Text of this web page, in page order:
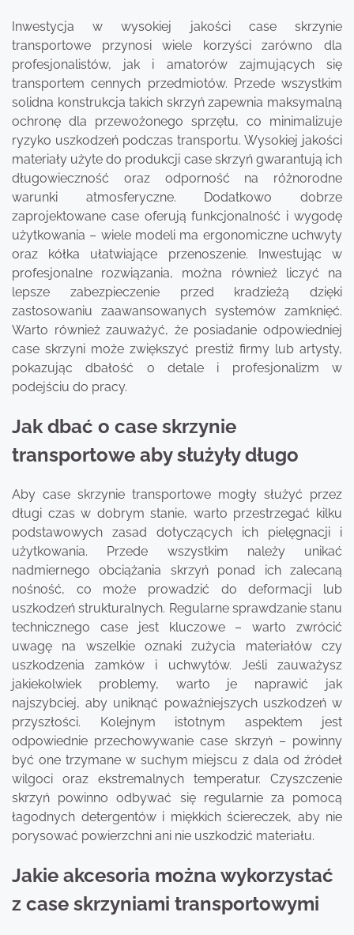
Inwestycja w wysokiej jakości case skrzynie
transportowe przynosi wiele korzyści zarówno dla
profesjonalistów, jak i amatorów zajmujących się
transportem cennych przedmiotów. Przede wszystkim
solidna konstrukcja takich skrzyń zapewnia maksymalną
ochronę dla przewożonego sprzętu, co minimalizuje
ryzyko uszkodzeń podczas transportu. Wysokiej jakości
materiały użyte do produkcji case skrzyń gwarantują ich
długowieczność oraz odporność na różnorodne
warunki atmosferyczne. Dodatkowo dobrze
zaprojektowane case oferują funkcjonalność i wygodę
użytkowania – wiele modeli ma ergonomiczne uchwyty
oraz kółka ułatwiające przenoszenie. Inwestując w
profesjonalne rozwiązania, można również liczyć na
lepsze zabezpieczenie przed kradzieżą dzięki
zastosowaniu zaawansowanych systemów zamknięć.
Warto również zauważyć, że posiadanie odpowiedniej
case skrzyni może zwiększyć prestiż firmy lub artysty,
pokazując dbałość o detale i profesjonalizm w
podejściu do pracy.
Jak dbać o case skrzynie
transportowe aby służyły długo
Aby case skrzynie transportowe mogły służyć przez
długi czas w dobrym stanie, warto przestrzegać kilku
podstawowych zasad dotyczących ich pielęgnacji i
użytkowania. Przede wszystkim należy unikać
nadmiernego obciążania skrzyń ponad ich zalecaną
nośność, co może prowadzić do deformacji lub
uszkodzeń strukturalnych. Regularne sprawdzanie stanu
technicznego case jest kluczowe – warto zwrócić
uwagę na wszelkie oznaki zużycia materiałów czy
uszkodzenia zamków i uchwytów. Jeśli zauważysz
jakiekolwiek problemy, warto je naprawić jak
najszybciej, aby uniknąć poważniejszych uszkodzeń w
przyszłości. Kolejnym istotnym aspektem jest
odpowiednie przechowywanie case skrzyń – powinny
być one trzymane w suchym miejscu z dala od źródeł
wilgoci oraz ekstremalnych temperatur. Czyszczenie
skrzyń powinno odbywać się regularnie za pomocą
łagodnych detergentów i miękkich ściereczek, aby nie
porysować powierzchni ani nie uszkodzić materiału.
Jakie akcesoria można wykorzystać
z case skrzyniami transportowymi